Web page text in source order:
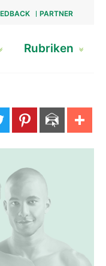
PARTNER
Rubriken